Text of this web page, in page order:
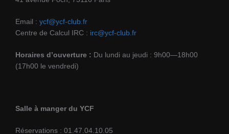
Email : ycf@ycf-club.fr
Centre de Calcul IRC : irc@ycf-club.fr
Horaires d’ouverture : Du lundi au jeudi : 9h00—18h00
(17h00 le vendredi)
Salle à manger du YCF
Réservations : 01.47.04.10.05